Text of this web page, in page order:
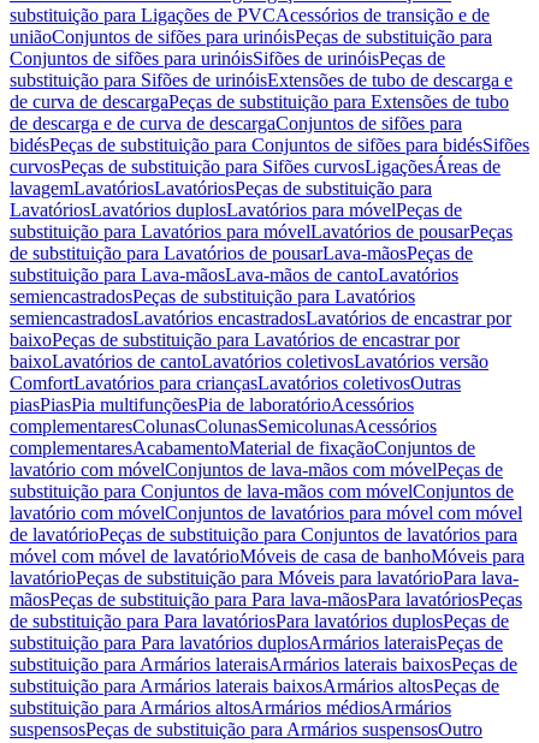
substituição para Ligações de PVCAcessórios de transição e de
uniãoConjuntos de sifões para urinóisPeças de substituição para
Conjuntos de sifões para urinóisSifões de urinóisPeças de
substituição para Sifões de urinóisExtensões de tubo de descarga e
de curva de descargaPeças de substituição para Extensões de tubo
de descarga e de curva de descargaConjuntos de sifões para
bidésPeças de substituição para Conjuntos de sifões para bidésSifões
curvosPeças de substituição para Sifões curvosLigaçõesÁreas de
lavagemLavatóriosLavatóriosPeças de substituição para
LavatóriosLavatórios duplosLavatórios para móvelPeças de
substituição para Lavatórios para móvelLavatórios de pousarPeças
de substituição para Lavatórios de pousarLava-mãosPeças de
substituição para Lava-mãosLava-mãos de cantoLavatórios
semiencastradosPeças de substituição para Lavatórios
semiencastradosLavatórios encastradosLavatórios de encastrar por
baixoPeças de substituição para Lavatórios de encastrar por
baixoLavatórios de cantoLavatórios coletivosLavatórios versão
ComfortLavatórios para criançasLavatórios coletivosOutras
piasPiasPia multifunçõesPia de laboratórioAcessórios
complementaresColunasColunasSemicolunasAcessórios
complementaresAcabamentoMaterial de fixaçãoConjuntos de
lavatório com móvelConjuntos de lava-mãos com móvelPeças de
substituição para Conjuntos de lava-mãos com móvelConjuntos de
lavatório com móvelConjuntos de lavatórios para móvel com móvel
de lavatórioPeças de substituição para Conjuntos de lavatórios para
móvel com móvel de lavatórioMóveis de casa de banhoMóveis para
lavatórioPeças de substituição para Móveis para lavatórioPara lava-
mãosPeças de substituição para Para lava-mãosPara lavatóriosPeças
de substituição para Para lavatóriosPara lavatórios duplosPeças de
substituição para Para lavatórios duplosArmários lateraisPeças de
substituição para Armários lateraisArmários laterais baixosPeças de
substituição para Armários laterais baixosArmários altosPeças de
substituição para Armários altosArmários médiosArmários
suspensosPeças de substituição para Armários suspensosOutro